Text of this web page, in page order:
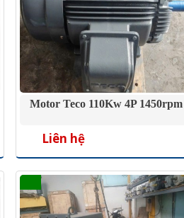
Motor Teco 110Kw 4P 1450rpm
Liên hệ